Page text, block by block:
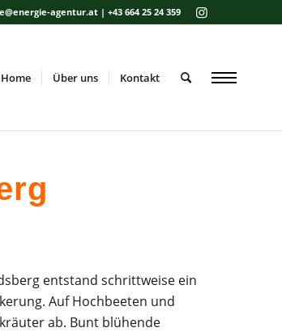
agentur.at | +43 664 25 24 359
Home Über uns Kontakt
entstand schrittweise ein
Auf Hochbeeten und
ab. Bunt blühende